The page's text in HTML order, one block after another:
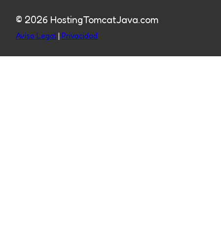
© 2026 HostingTomcatJava.com
Aviso Legal | Privacidad